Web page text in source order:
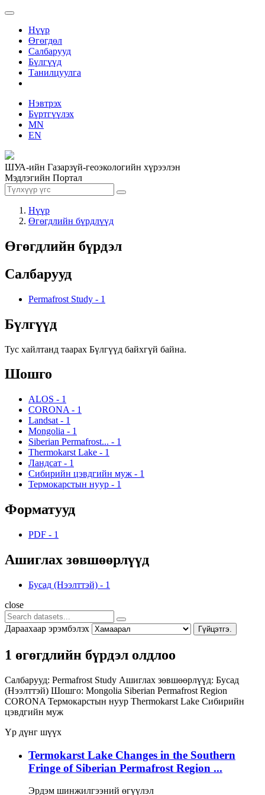
Нүүр
Өгөгдөл
Салбарууд
Бүлгүүд
Танилцуулга
Нэвтрэх
Бүртгүүлэх
MN
EN
ШУА-ийн Газарзүй-геоэкологийн хүрээлэн
Мэдлэгийн Портал
Нүүр
Өгөгдлийн бүрдлүүд
Өгөгдлийн бүрдэл
Салбарууд
Permafrost Study - 1
Бүлгүүд
Тус хайлтанд таарах Бүлгүүд байхгүй байна.
Шошго
ALOS - 1
CORONA - 1
Landsat - 1
Mongolia - 1
Siberian Permafrost... - 1
Thermokarst Lake - 1
Ландсат - 1
Сибирийн цэвдгийн муж - 1
Термокарстын нуур - 1
Форматууд
PDF - 1
Ашиглах зөвшөөрлүүд
Бусад (Нээлттэй) - 1
close
Дараахаар эрэмбэлэх Гүйцэтгэ.
1 өгөгдлийн бүрдэл олдлоо
Салбарууд: Permafrost Study Ашиглах зөвшөөрлүүд: Бусад
(Нээлттэй) Шошго: Mongolia Siberian Permafrost Region
CORONA Термокарстын нуур Thermokarst Lake Сибирийн
цэвдгийн муж
Үр дүнг шүүх
Termokarst Lake Changes in the Southern
Fringe of Siberian Permafrost Region ...
Эрдэм шинжилгээний өгүүлэл